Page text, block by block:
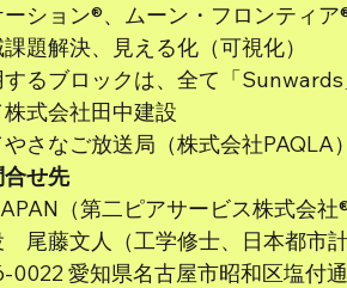
ション®、ムーン・フロンティア
題解決、見える化（可視化）
するブロックは、全て「
株式会社田中建設
やさなご放送局（株式会社PAQLA）
合せ先
（第二ピアサービス株式会社
尾藤文人（工学修士、日本都市
0022 愛知県名古屋市昭和区塩付